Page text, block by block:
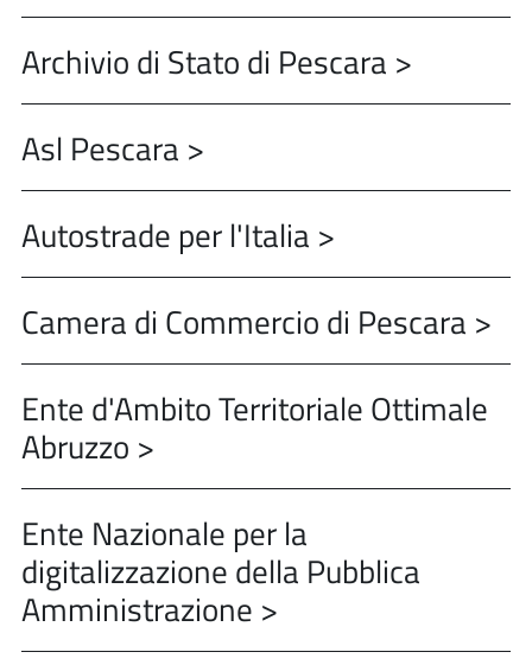
Archivio di Stato di Pescara >
Asl Pescara >
Autostrade per l'Italia >
Camera di Commercio di Pescara >
Ente d'Ambito Territoriale Ottimale
Abruzzo >
Ente Nazionale per la
digitalizzazione della Pubblica
Amministrazione >